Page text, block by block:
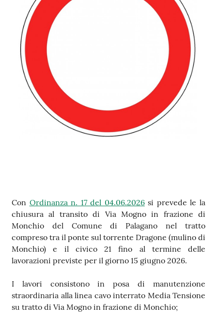
Contenuto
Con Ordinanza n. 17 del 04.06.2026si prevede le la
chiusura al transito di Via Mogno in frazione di
Monchio del Comune di Palagano nel tratto
compreso tra il ponte sul torrente Dragone (mulino di
Monchio) e il civico 21fino al termine delle
lavorazioni previste per il giorno 15 giugno 2026.
I lavori consistono in posa di manutenzione
straordinaria alla linea cavo interrato Media Tensione
su tratto di Via Mogno in frazione di Monchio;